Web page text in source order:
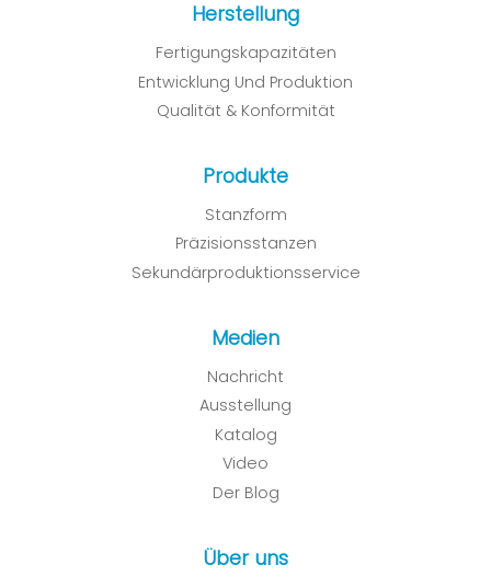
Herstellung
Fertigungskapazitäten
Entwicklung Und Produktion
Qualität & Konformität
Produkte
Stanzform
Präzisionsstanzen
Sekundärproduktionsservice
Medien
Nachricht
Ausstellung
Katalog
Video
Der Blog
Über uns